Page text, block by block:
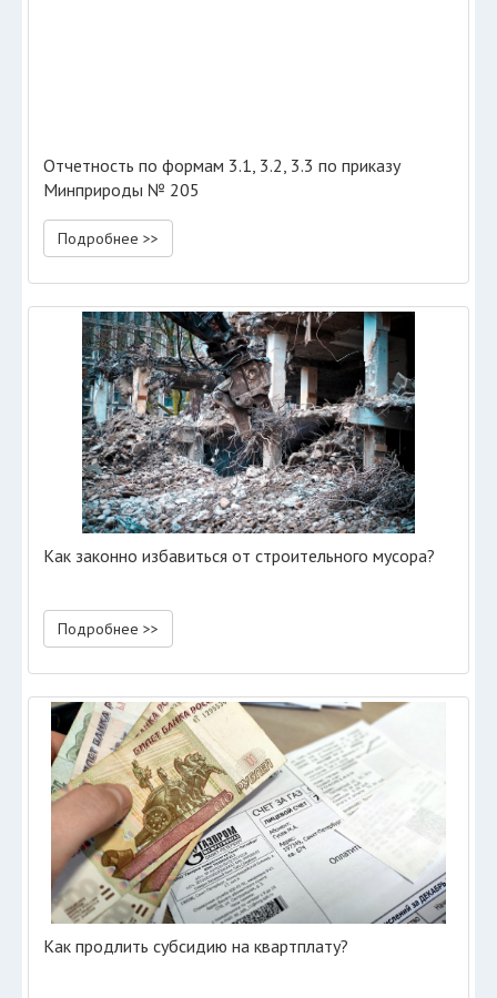
Отчетность по формам 3.1, 3.2, 3.3 по приказу
Минприроды № 205
Подробнее >>
Как законно избавиться от строительного мусора?
Подробнее >>
Как продлить субсидию на квартплату?